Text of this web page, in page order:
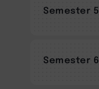
Semester 5
Semester 6